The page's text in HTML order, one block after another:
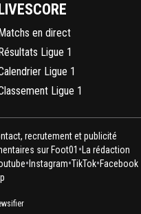
en direct
Ligue 1
Ligue 1
Ligue 1
recrutement et publicité
sur Foot01 • La rédaction
• Instagram•TikTok•Facebook